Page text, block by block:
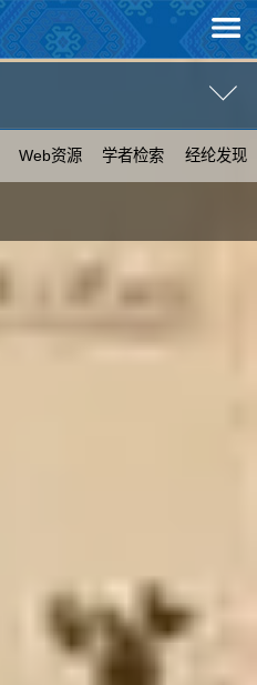
Web资源 学者检索 经纶发现